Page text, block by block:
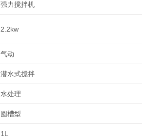
强力搅拌机
2.2kw
气动
潜水式搅拌
水处理
圆槽型
1L